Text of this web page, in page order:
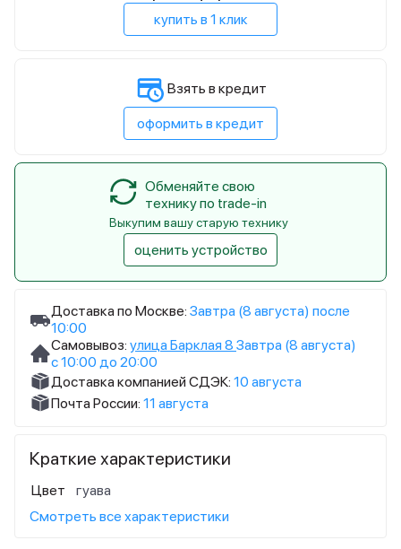
Доставка по Москве: Завтра (8 августа) после
10:00
Самовывоз: улица Барклая 8 Завтра (8 августа)
с 10:00 до 20:00
Доставка компанией СДЭК: 10 августа
Почта России: 11 августа
Краткие характеристики
Цвет
гуава
Смотреть все характеристики
купить в 1 клик
Взять в кредит
оформить в кредит
Обменяйте свою
технику по trade-in
Выкупим вашу старую технику
оценить устройство